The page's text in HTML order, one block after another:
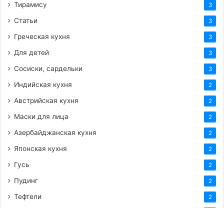
Тирамису 3
Статьи 3
Греческая кухня 3
Для детей 3
Сосиски, сардельки 3
Индийская кухня 2
Австрийская кухня 2
Маски для лица 2
Азербайджанская кухня 2
Японская кухня 2
Гусь 2
Пудинг 2
Тефтели 2